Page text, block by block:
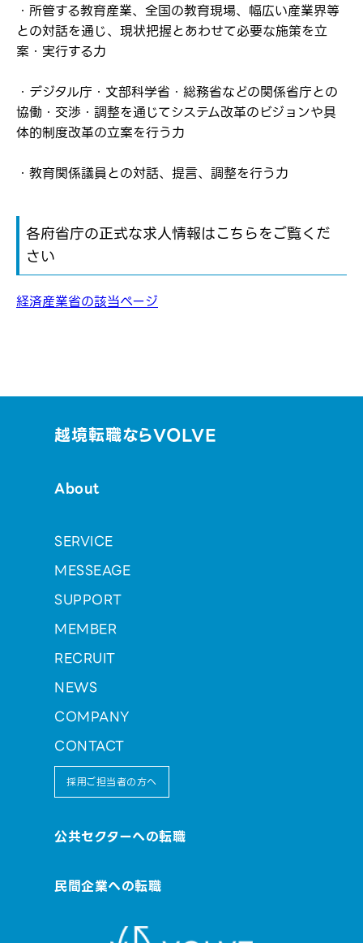
・所管する教育産業、全国の教育現場、幅広い産業界等
との対話を通じ、現状把握とあわせて必要な施策を立
案・実行する力
・デジタル庁・文部科学省・総務省などの関係省庁との
協働・交渉・調整を通じてシステム改革のビジョンや具
体的制度改革の立案を行う力
・教育関係議員との対話、提言、調整を行う力
各府省庁の正式な求人情報はこちらをご覧くだ
さい
経済産業省の該当ページ
越境転職ならVOLVE
About
SERVICE
MESSEAGE
SUPPORT
MEMBER
RECRUIT
NEWS
COMPANY
CONTACT
採用ご担当者の方へ
公共セクターへの転職
民間企業への転職